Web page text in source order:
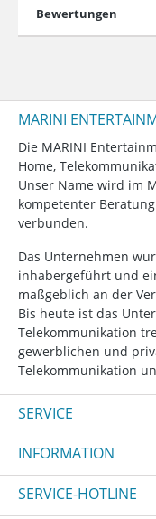
Bewertungen
MARINI
Die MARINI
Home,
Unser Name wird im
kompetenter
verbunden.
Das Unternehmen
inhabergeführt und
maßgeblich an der
Bis heute ist das
Telekommunikation
gewerblichen und
Telekommunikation
SERVICE
INFORMATION
SERVICE-HOTLINE